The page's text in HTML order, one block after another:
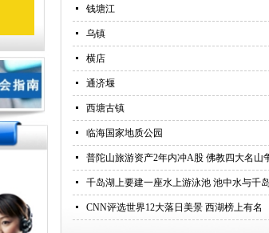
넷 钱塘江
넷 乌镇
넷 横店
넷 通济堰
넷 西塘古镇
넷 临海国家地质公园
넷 普陀山旅游资产2年内冲A股 佛教四大名山
넷 千岛湖上要建一座水上游泳池 池中水与千
넷 CNN评选世界12大落日美景 西湖榜上有名